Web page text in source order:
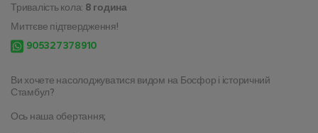
Ви хочете насолоджуватися видом на Босфор і історичний
Стамбул?
Ось наша обертання;
Тривалість кола: 8 година
Миттєве підтвердження!
905327378910